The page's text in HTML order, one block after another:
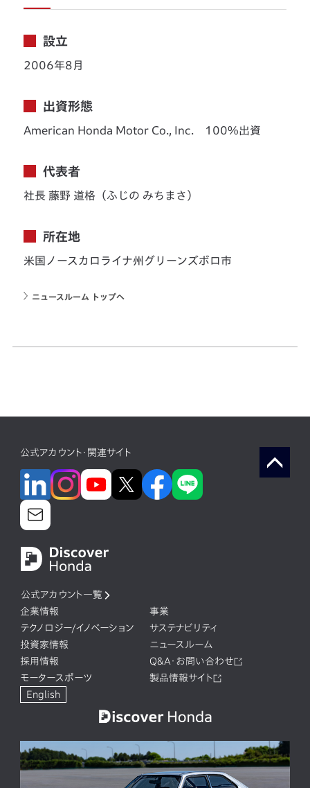
設立
2006年8月
出資形態
American Honda Motor Co., Inc. 100%出資
代表者
社長 藤野 道格（ふじの みちまさ）
所在地
米国ノースカロライナ州グリーンズボロ市
ニュースルーム トップへ
公式アカウント・関連サイト
公式アカウント一覧
企業情報
事業
テクノロジー/イノベーション
サステナビリティ
投資家情報
ニュースルーム
採用情報
Q&A・お問い合わせ
モータースポーツ
製品情報サイト
English